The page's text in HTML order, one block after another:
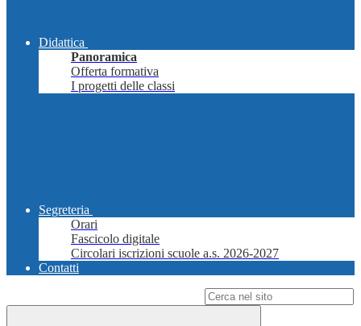
Didattica
Panoramica
Offerta formativa
I progetti delle classi
Segreteria
Orari
Fascicolo digitale
Circolari iscrizioni scuole a.s. 2026-2027
Contatti